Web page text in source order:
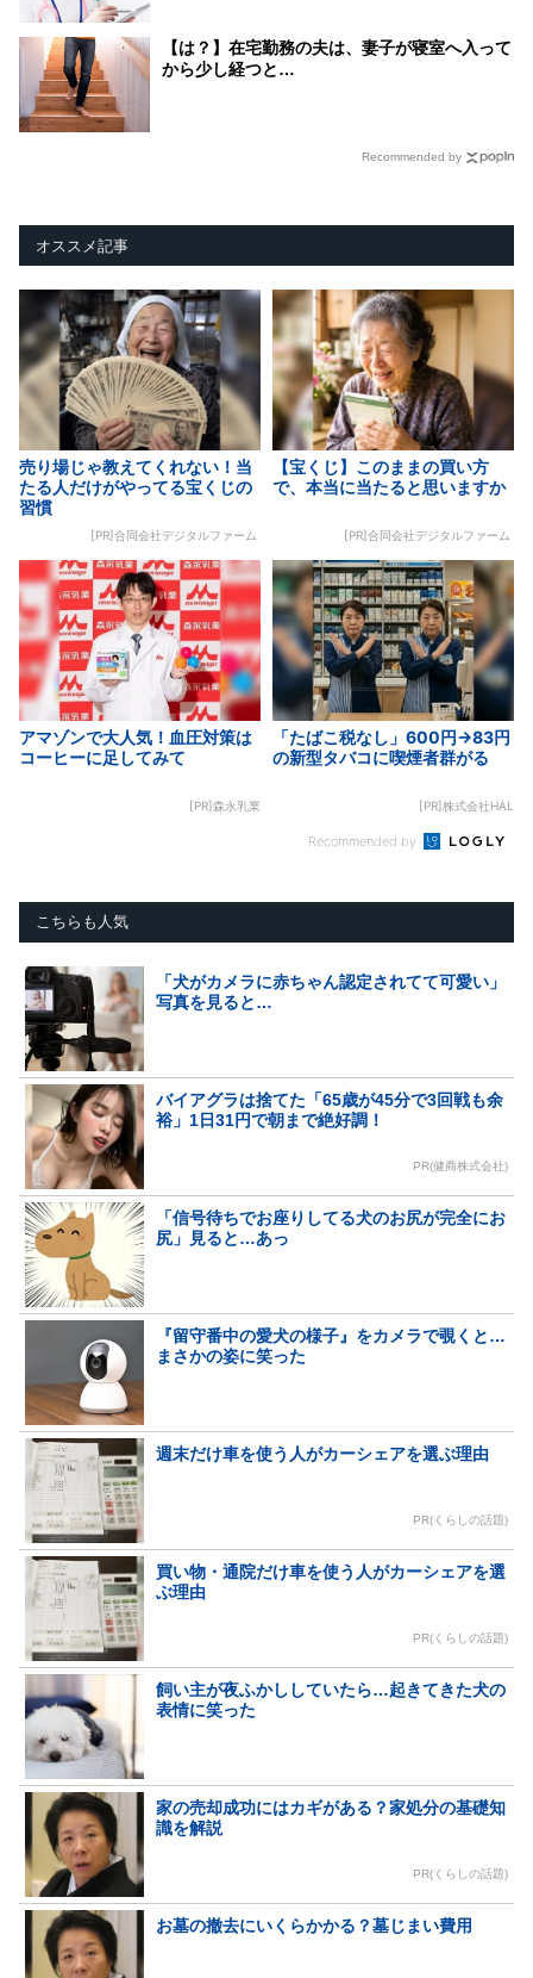
【は？】在宅勤務の夫は、妻子が寝室へ入って
から少し経つと…
Recommended by
オススメ記事
売り場じゃ教えてくれない！当
たる人だけがやってる宝くじの
習慣
[PR]合同会社デジタルファーム
【宝くじ】このままの買い方
で、本当に当たると思いますか
[PR]合同会社デジタルファーム
アマゾンで大人気！血圧対策は
コーヒーに足してみて
[PR]森永乳業
「たばこ税なし」600円→83円
の新型タバコに喫煙者群がる
[PR]株式会社HAL
Recommended by
こちらも人気
「犬がカメラに赤ちゃん認定されてて可愛い」
写真を見ると…
バイアグラは捨てた「65歳が45分で3回戦も余
裕」1日31円で朝まで絶好調！
PR(健商株式会社)
「信号待ちでお座りしてる犬のお尻が完全にお
尻」見ると…あっ
『留守番中の愛犬の様子』をカメラで覗くと…
まさかの姿に笑った
週末だけ車を使う人がカーシェアを選ぶ理由
PR(くらしの話題)
買い物・通院だけ車を使う人がカーシェアを選
ぶ理由
PR(くらしの話題)
飼い主が夜ふかししていたら…起きてきた犬の
表情に笑った
家の売却成功にはカギがある？家処分の基礎知
識を解説
PR(くらしの話題)
お墓の撤去にいくらかかる？墓じまい費用